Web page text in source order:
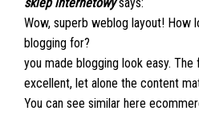
Wow, superb weblog layout! How
blogging for?
you made blogging look easy.
excellent, let alone the content
You can see similar here